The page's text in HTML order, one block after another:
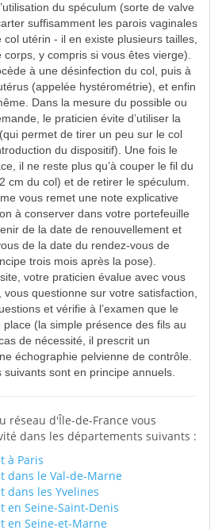
du spéculum (sorte de valve
suffisamment les parois vaginales
col utérin - il en existe plusieurs tailles,
y compris si vous êtes vierge).
à une désinfection du col, puis à
(appelée hystérométrie), et enfin
Dans la mesure du possible ou
le praticien évite d’utiliser la
permet de tirer un peu sur le col
du dispositif). Une fois le
il ne reste plus qu’à couper le fil du
cm du col) et de retirer le spéculum.
vous remet une note explicative
à conserver dans votre portefeuille
de la date de renouvellement et
de la date du rendez-vous de
trois mois après la pose).
votre praticien évalue avec vous
questionne sur votre satisfaction,
et vérifie à l’examen que le
place (la simple présence des fils au
de nécessité, il prescrit un
échographie pelvienne de contrôle.
suivants sont en principe annuels.
réseau d'Île-de-France vous
dans les départements suivants :
à Paris
dans le Val-de-Marne
dans les Yvelines
en Seine-Saint-Denis
en Seine-et-Marne